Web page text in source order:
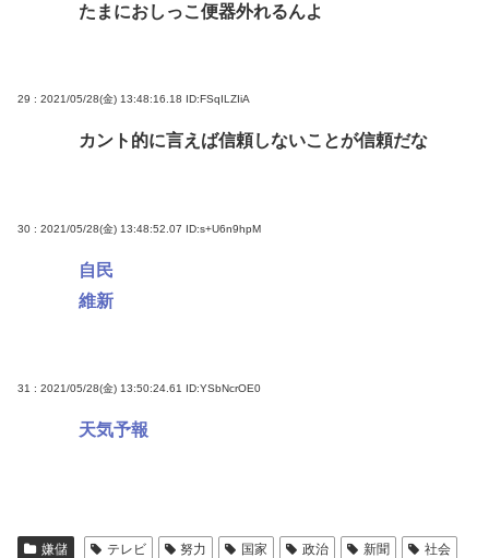
たまにおしっこ便器外れるんよ
29 : 2021/05/28(金) 13:48:16.18 ID:FSqILZIiA
カント的に言えば信頼しないことが信頼だな
30 : 2021/05/28(金) 13:48:52.07 ID:s+U6n9hpM
自民
維新
31 : 2021/05/28(金) 13:50:24.61 ID:YSbNcrOE0
天気予報
嫌儲 テレビ 努力 国家 政治 新聞
社会